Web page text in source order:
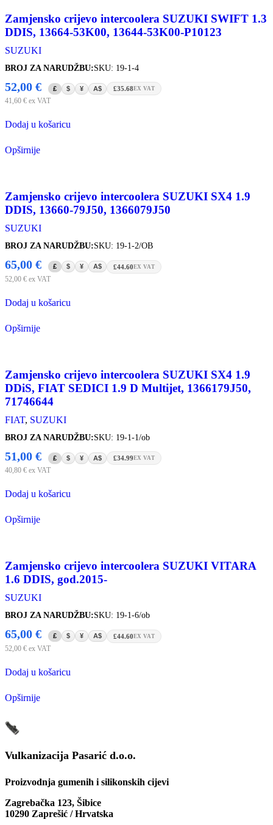
Zamjensko crijevo intercoolera SUZUKI SWIFT 1.3
DDIS, 13664-53K00, 13644-53K00-P10123
SUZUKI
BROJ ZA NARUDŽBU:SKU: 19-1-4
52,00 € £ $ ¥ A$ £35.68EX VAT
41,60 € ex VAT
Dodaj u košaricu
Opširnije
Zamjensko crijevo intercoolera SUZUKI SX4 1.9
DDIS, 13660-79J50, 1366079J50
SUZUKI
BROJ ZA NARUDŽBU:SKU: 19-1-2/OB
65,00 € £ $ ¥ A$ £44.60EX VAT
52,00 € ex VAT
Dodaj u košaricu
Opširnije
Zamjensko crijevo intercoolera SUZUKI SX4 1.9
DDiS, FIAT SEDICI 1.9 D Multijet, 1366179J50,
71746644
FIAT, SUZUKI
BROJ ZA NARUDŽBU:SKU: 19-1-1/ob
51,00 € £ $ ¥ A$ £34.99EX VAT
40,80 € ex VAT
Dodaj u košaricu
Opširnije
Zamjensko crijevo intercoolera SUZUKI VITARA
1.6 DDIS, god.2015-
SUZUKI
BROJ ZA NARUDŽBU:SKU: 19-1-6/ob
65,00 € £ $ ¥ A$ £44.60EX VAT
52,00 € ex VAT
Dodaj u košaricu
Opširnije
Vulkanizacija Pasarić d.o.o.
Proizvodnja gumenih i silikonskih cijevi
Zagrebačka 123, Šibice
10290 Zaprešić / Hrvatska